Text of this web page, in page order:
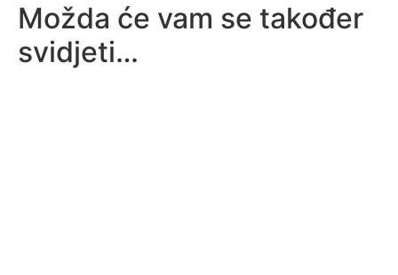
Možda će vam se također
svidjeti…